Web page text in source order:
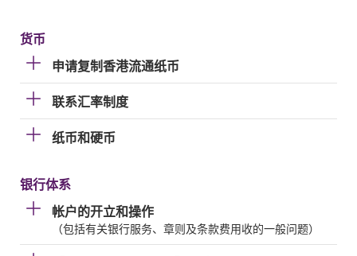
货币
申请复制香港流通纸币
联系汇率制度
纸币和硬币
银行体系
帐户的开立和操作
（包括有关银行服务、章则及条款费用收的一般问题）